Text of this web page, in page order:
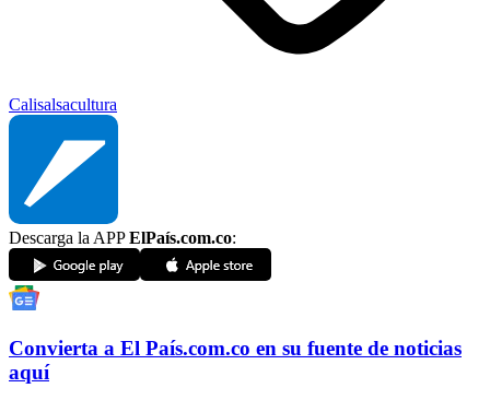
Calisalsacultura
Descarga la APPElPaís.com.co:
Convierta a El País.com.co en su fuente de noticias
aquí